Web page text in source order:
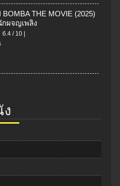
BOMBA THE MOVIE (2025)
ผจญเพลิง
6.4 / 10